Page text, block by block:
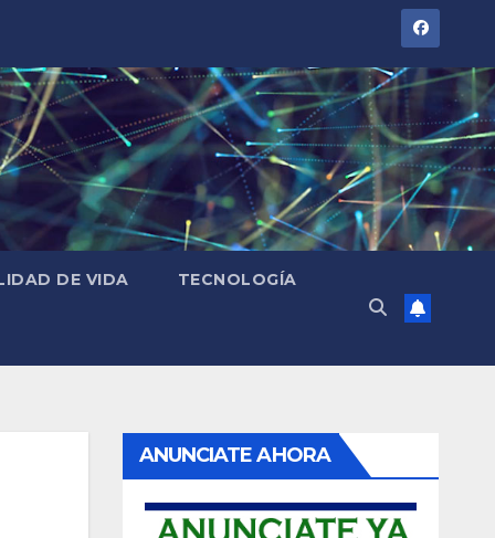
DE VIDA TECNOLOGÍA
ANUNCIATE AHORA